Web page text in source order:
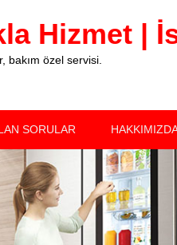
Hizmet |
bakım özel servisi.
SORULAR